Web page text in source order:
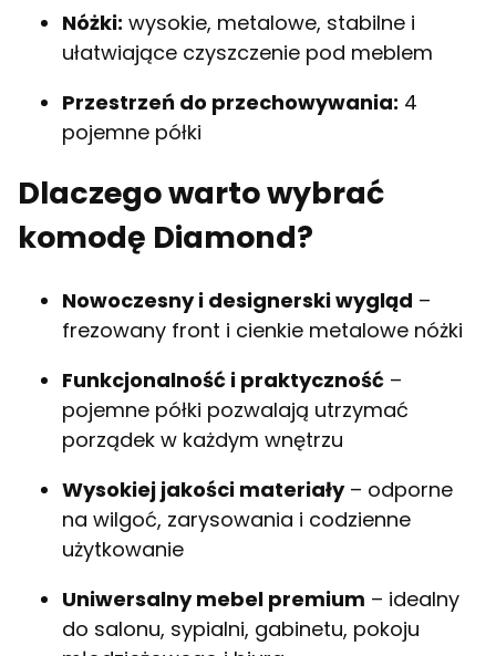
Nóżki: wysokie, metalowe, stabilne i
ułatwiające czyszczenie pod meblem
Przestrzeń do przechowywania: 4
pojemne półki
Dlaczego warto wybrać
komodę Diamond?
Nowoczesny i designerski wygląd –
frezowany front i cienkie metalowe nóżki
Funkcjonalność i praktyczność –
pojemne półki pozwalają utrzymać
porządek w każdym wnętrzu
Wysokiej jakości materiały– odporne
na wilgoć, zarysowania i codzienne
użytkowanie
Uniwersalny mebel premium – idealny
do salonu, sypialni, gabinetu, pokoju